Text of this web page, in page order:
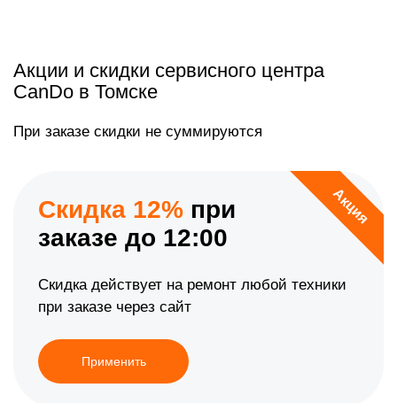
Акции и скидки сервисного центра
CanDo в Томске
При заказе скидки не суммируются
Акция
Скидка 12% при
заказе до 12:00
Скидка действует на ремонт любой техники
при заказе через сайт
Применить